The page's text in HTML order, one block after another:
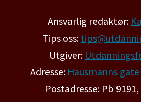
Ansvarlig redaktør:
Tips oss:
Utgiver:
Adresse: Hausmanns
Postadresse: Pb